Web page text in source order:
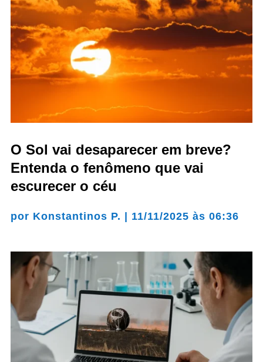
O Sol vai desaparecer em breve?
Entenda o fenômeno que vai
escurecer o céu
por Konstantinos P. | 11/11/2025 às 06:36